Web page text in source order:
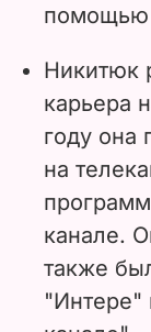
помощью
Никитюк
карьера
году она
на
канале.
также
"Интере"